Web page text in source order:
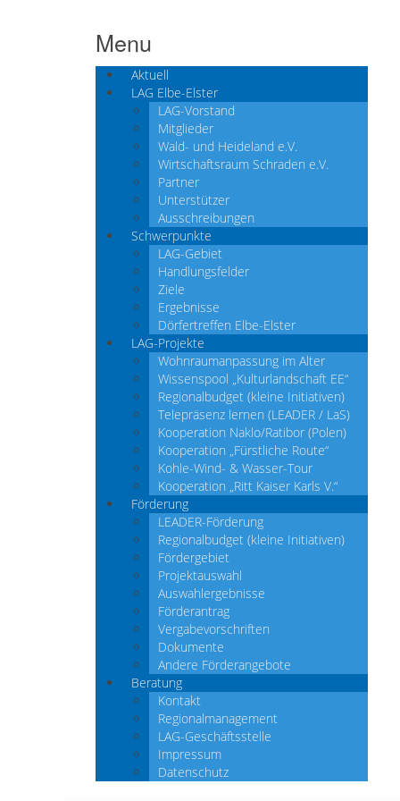
Menu
Aktuell
LAG Elbe-Elster
LAG-Vorstand
Mitglieder
Wald- und Heideland e.V.
Wirtschaftsraum Schraden e.V.
Partner
Unterstützer
Ausschreibungen
Schwerpunkte
LAG-Gebiet
Handlungsfelder
Ziele
Ergebnisse
Dörfertreffen Elbe-Elster
LAG-Projekte
Wohnraumanpassung im Alter
Wissenspool „Kulturlandschaft EE“
Regionalbudget (kleine Initiativen)
Telepräsenz lernen (LEADER / LaS)
Kooperation Naklo/Ratibor (Polen)
Kooperation „Fürstliche Route“
Kohle-Wind- & Wasser-Tour
Kooperation „Ritt Kaiser Karls V.“
Förderung
LEADER-Förderung
Regionalbudget (kleine Initiativen)
Fördergebiet
Projektauswahl
Auswahlergebnisse
Förderantrag
Vergabevorschriften
Dokumente
Andere Förderangebote
Beratung
Kontakt
Regionalmanagement
LAG-Geschäftsstelle
Impressum
Datenschutz